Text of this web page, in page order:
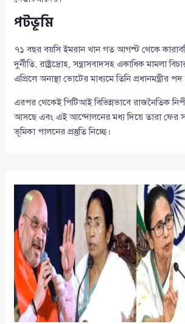
পটভূমি
৭১ বছর বয়সি ইমরান খান গত আগস্ট থেকে
দুর্নীতি, রাষ্ট্রদ্রোহ, সন্ত্রাসবাদসহ একাধিক মামলা
এপ্রিলে অনাস্থা ভোটের মাধ্যমে তিনি প্রধানমন্ত্রীর পদ
এরপর থেকেই পিটিআই বিভিন্নভাবে রাজনৈতিক
আসছে এবং এই আন্দোলনের মধ্য দিয়ে তারা ফের
ভূমিকা পালনের প্রস্তুতি নিচ্ছে।